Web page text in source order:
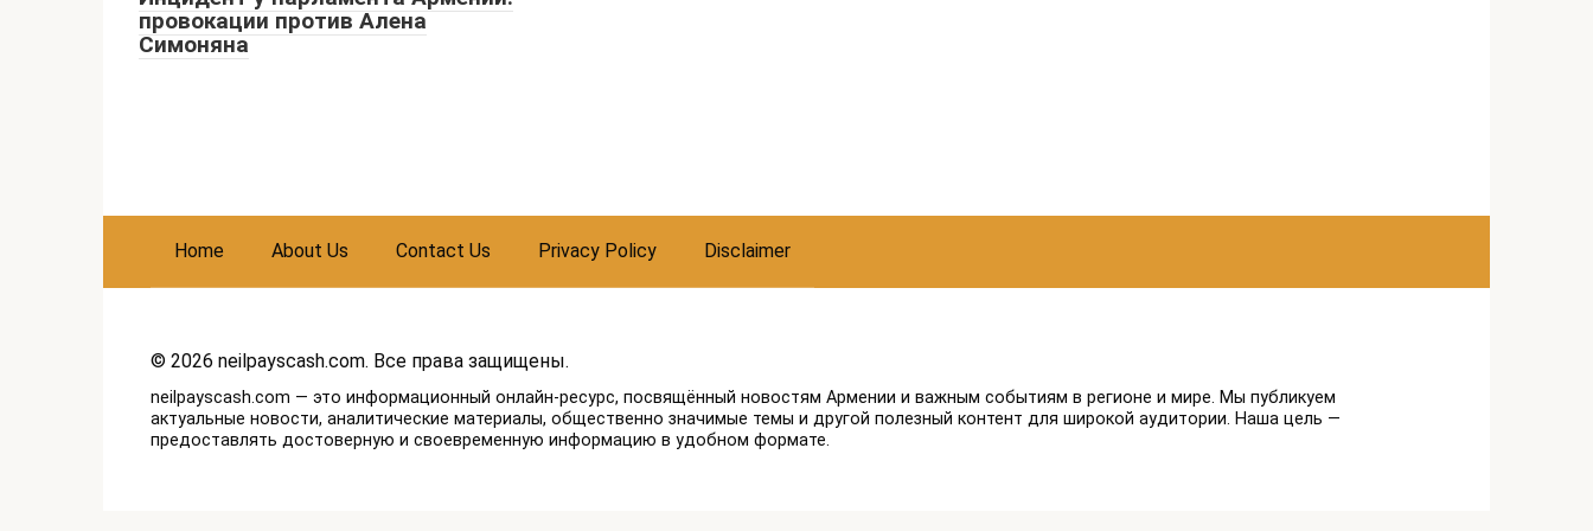
провокации против Алена
Симоняна
Home About Us Contact Us Privacy Policy Disclaimer
© 2026 neilpayscash.com. Все права защищены.
neilpayscash.com — это информационный онлайн-ресурс, посвящённый новостям Армении и важным событиям в регионе и мире. Мы публикуем
актуальные новости, аналитические материалы, общественно значимые темы и другой полезный контент для широкой аудитории. Наша цель —
предоставлять достоверную и своевременную информацию в удобном формате.